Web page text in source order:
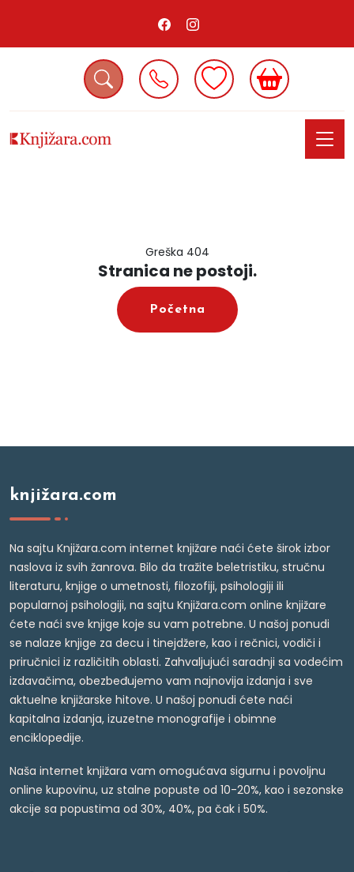
Greška 404
Stranica ne postoji.
Početna
knjižara.com
Na sajtu Knjižara.com internet knjižare naći ćete širok izbor
naslova iz svih žanrova. Bilo da tražite beletristiku, stručnu
literaturu, knjige o umetnosti, filozofiji, psihologiji ili
popularnoj psihologiji, na sajtu Knjižara.com online knjižare
ćete naći sve knjige koje su vam potrebne. U našoj ponudi
se nalaze knjige za decu i tinejdžere, kao i rečnici, vodiči i
priručnici iz različitih oblasti. Zahvaljujući saradnji sa vodećim
izdavačima, obezbeđujemo vam najnovija izdanja i sve
aktuelne knjižarske hitove. U našoj ponudi ćete naći
kapitalna izdanja, izuzetne monografije i obimne
enciklopedije.
Naša internet knjižara vam omogućava sigurnu i povoljnu
online kupovinu, uz stalne popuste od 10-20%, kao i sezonske
akcije sa popustima od 30%, 40%, pa čak i 50%.